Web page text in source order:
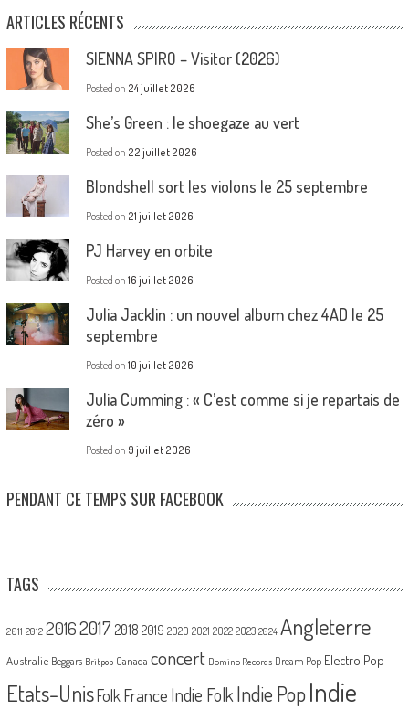
ARTICLES RÉCENTS
SIENNA SPIRO – Visitor (2026)
Posted on 24 juillet 2026
She’s Green : le shoegaze au vert
Posted on 22 juillet 2026
Blondshell sort les violons le 25 septembre
Posted on 21 juillet 2026
PJ Harvey en orbite
Posted on 16 juillet 2026
Julia Jacklin : un nouvel album chez 4AD le 25
septembre
Posted on 10 juillet 2026
Julia Cumming : « C’est comme si je repartais de
zéro »
Posted on 9 juillet 2026
PENDANT CE TEMPS SUR FACEBOOK
TAGS
2011 2012 20162017 2018 2019 2020 2021 2022 2023 2024 Angleterre
Australie Beggars Britpop Canada concert Domino Records Dream Pop Electro Pop
Etats-UnisFolk France Indie Folk Indie PopIndie